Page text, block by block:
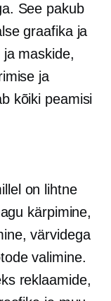
See pakub
graafika ja
maskide,
ja
kõiki peamisi
on lihtne
kärpimine,
värvidega
valimine.
reklaamide,